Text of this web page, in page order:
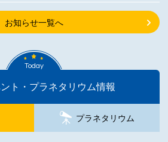
お知らせ一覧へ
Today
ト・プラネタリウム情報
プラネタリウム